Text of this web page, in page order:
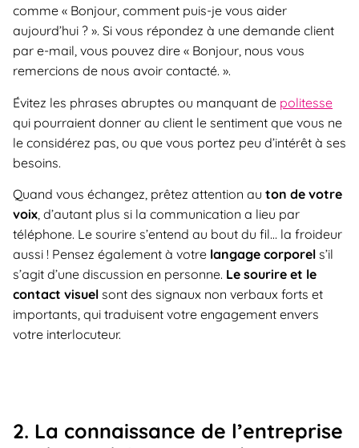
comme « Bonjour, comment puis-je vous aider
aujourd’hui ? ». Si vous répondez à une demande client
par e-mail, vous pouvez dire « Bonjour, nous vous
remercions de nous avoir contacté. ».
Évitez les phrases abruptes ou manquant de politesse
qui pourraient donner au client le sentiment que vous ne
le considérez pas, ou que vous portez peu d’intérêt à ses
besoins.
Quand vous échangez, prêtez attention au ton de votre
voix, d’autant plus si la communication a lieu par
téléphone. Le sourire s’entend au bout du fil… la froideur
aussi ! Pensez également à votre langage corporel s’il
s’agit d’une discussion en personne. Le sourire et le
contact visuel sont des signaux non verbaux forts et
importants, qui traduisent votre engagement envers
votre interlocuteur.
2. La connaissance de l’entreprise